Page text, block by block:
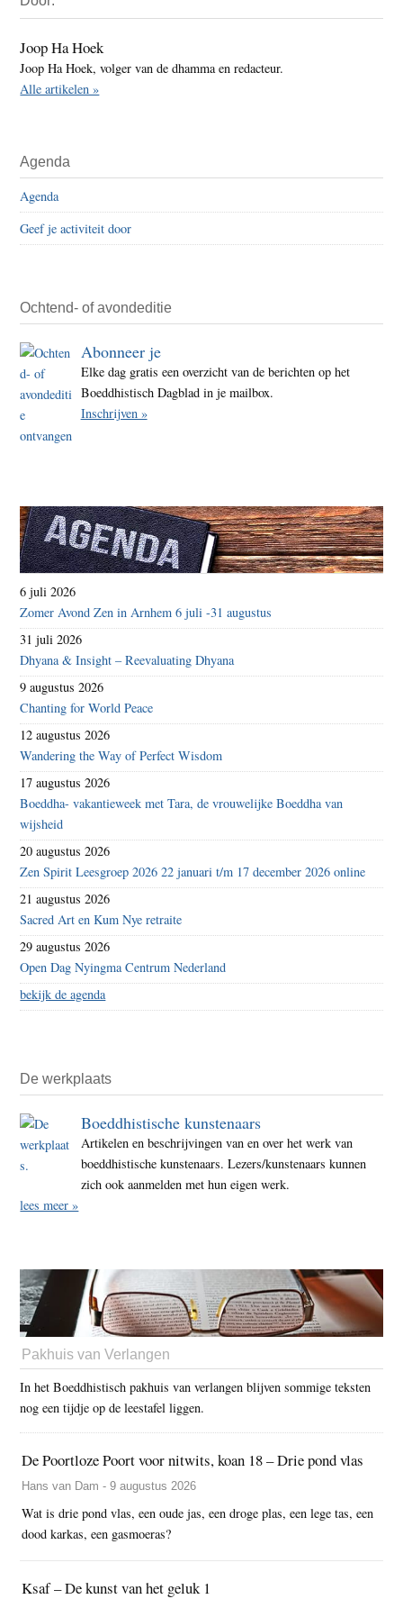
Sidebar
Joop Ha Hoek
Joop Ha Hoek, volger van de dhamma en redacteur.
Alle artikelen »
Agenda
Agenda
Geef je activiteit door
Ochtend- of avondeditie
Abonneer je
Elke dag gratis een overzicht van de berichten op het
Boeddhistisch Dagblad in je mailbox.
Inschrijven »
6 juli 2026
Zomer Avond Zen in Arnhem 6 juli -31 augustus
31 juli 2026
Dhyana & Insight – Reevaluating Dhyana
9 augustus 2026
Chanting for World Peace
12 augustus 2026
Wandering the Way of Perfect Wisdom
17 augustus 2026
Boeddha- vakantieweek met Tara, de vrouwelijke Boeddha van
wijsheid
20 augustus 2026
Zen Spirit Leesgroep 2026 22 januari t/m 17 december 2026 online
21 augustus 2026
Sacred Art en Kum Nye retraite
29 augustus 2026
Open Dag Nyingma Centrum Nederland
bekijk de agenda
De werkplaats
Boeddhistische kunstenaars
Artikelen en beschrijvingen van en over het werk van
boeddhistische kunstenaars. Lezers/kunstenaars kunnen
zich ook aanmelden met hun eigen werk.
lees meer »
Pakhuis van Verlangen
In het Boeddhistisch pakhuis van verlangen blijven sommige teksten
nog een tijdje op de leestafel liggen.
De Poortloze Poort voor nitwits, koan 18 – Drie pond vlas
Hans van Dam - 9 augustus 2026
Wat is drie pond vlas, een oude jas, een droge plas, een lege tas, een
dood karkas, een gasmoeras?
Ksaf – De kunst van het geluk 1